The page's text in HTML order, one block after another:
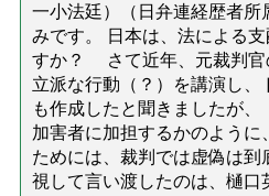
一小法廷）（日弁連経歴者所
みです。 日本は、法による
すか？ さて近年、元裁判官
立派な行動（？）を講演し、
も作成したと聞きましたが
加害者に加担するかのよう
ためには、裁判では虚偽は
視して言い渡したのは、樋